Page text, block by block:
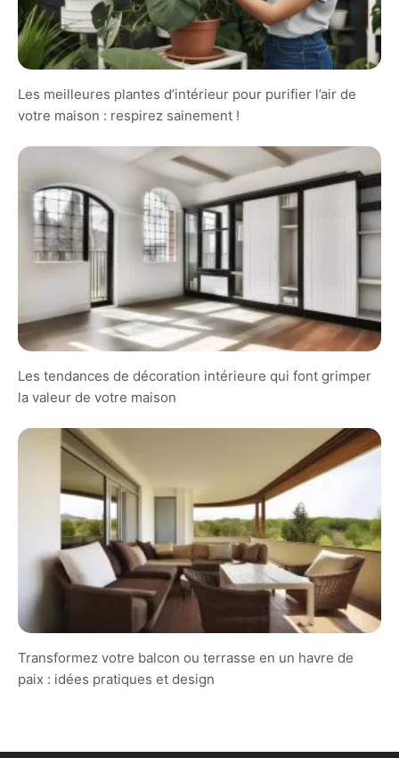
Les meilleures plantes d’intérieur pour purifier l’air de
votre maison : respirez sainement !
Les tendances de décoration intérieure qui font grimper
la valeur de votre maison
Transformez votre balcon ou terrasse en un havre de
paix : idées pratiques et design